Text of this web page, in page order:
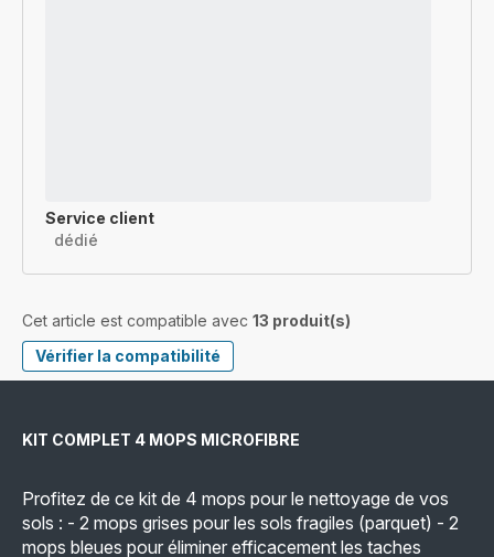
Service client
dédié
Cet article est compatible avec 13 produit(s)
Vérifier la compatibilité
KIT COMPLET 4 MOPS MICROFIBRE
Profitez de ce kit de 4 mops pour le nettoyage de vos
sols : - 2 mops grises pour les sols fragiles (parquet) - 2
mops bleues pour éliminer efficacement les taches